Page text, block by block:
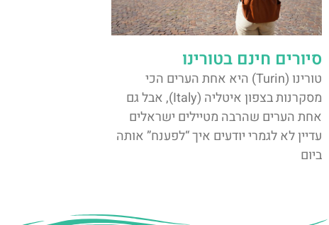
סיורים חינם בטורינו
טורינו (Turin) היא אחת הערים הכי
מסקרנות בצפון איטליה (Italy), אבל גם
אחת הערים שהרבה מטיילים ישראלים
עדיין לא לגמרי יודעים איך “לפענח” אותה
ביום